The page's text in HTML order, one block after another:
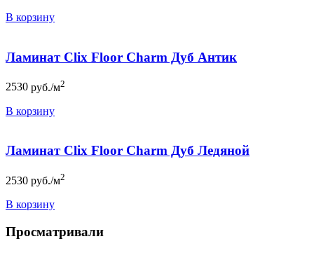
В корзину
Ламинат Clix Floor Charm Дуб Антик
2530 руб./м2
В корзину
Ламинат Clix Floor Charm Дуб Ледяной
2530 руб./м2
В корзину
Просматривали